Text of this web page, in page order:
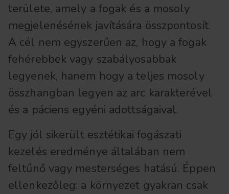
területe, amely a fogak és a mosoly
megjelenésének javítására összpontosít.
A cél nem egyszerűen az, hogy a fogak
fehérebbek vagy szabályosabbak
legyenek, hanem hogy a teljes mosoly
összhangban legyen az arc karakterével
és a páciens egyéni adottságaival.
Egy jól sikerült esztétikai fogászati
kezelés eredménye általában nem
feltűnő vagy mesterséges hatású. Éppen
ellenkezőleg: a környezet gyakran csak